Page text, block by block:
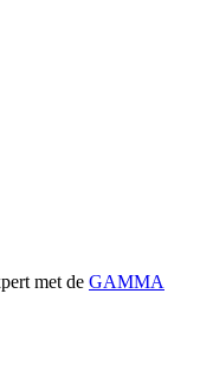
met de GAMMA